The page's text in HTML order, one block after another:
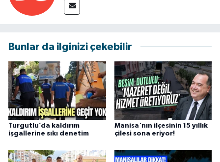
Bunlar da ilginizi çekebilir
Turgutlu’da kaldırım
işgallerine sıkı denetim
Manisa'nın ilçesinin 15 yıllık
çilesi sona eriyor!